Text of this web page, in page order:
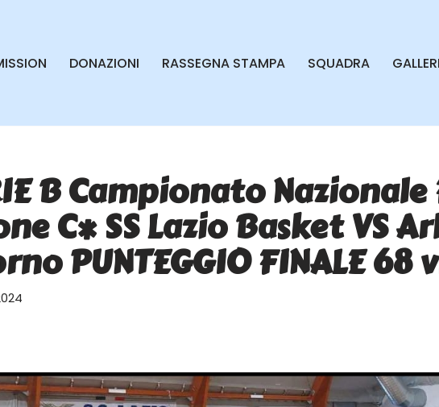
DONAZIONI RASSEGNA STAMPA SQUADRA
B Campionato Nazionale
C* SS Lazio Basket VS
PUNTEGGIO FINALE 68